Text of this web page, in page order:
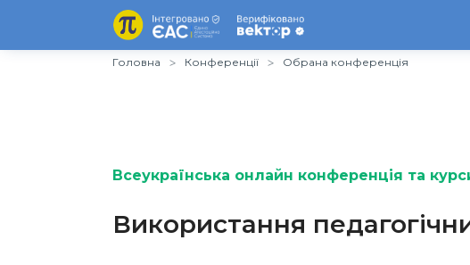
Головна Конференції Обрана конференція
Всеукраїнська онлайн конференція та
Використання